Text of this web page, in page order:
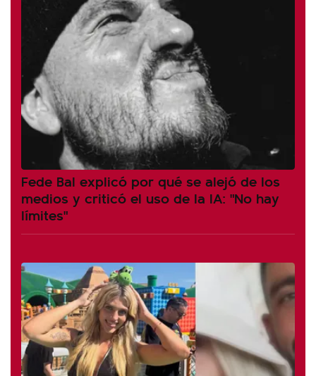
Fede Bal explicó por qué se alejó de los
medios y criticó el uso de la IA: "No hay
límites"